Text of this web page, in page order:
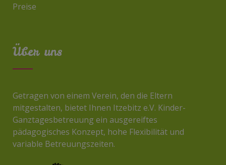
Preise
Über uns
Getragen von einem Verein, den die Eltern
mitgestalten, bietet Ihnen Itzebitz e.V. Kinder-
Ganztagesbetreuung ein ausgereiftes
pädagogisches Konzept, hohe Flexibilität und
variable Betreuungszeiten.